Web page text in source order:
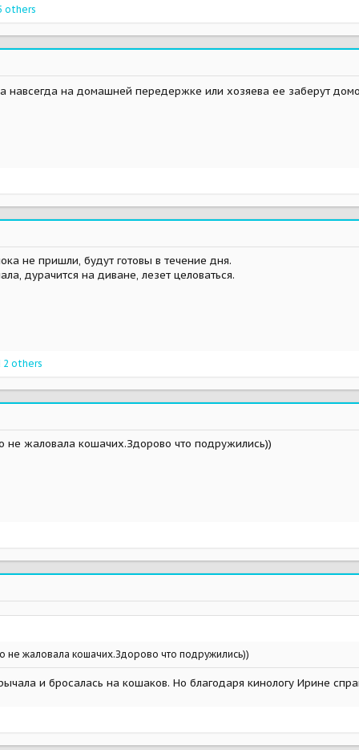
others
навсегда на домашней передержке или хозяева ее заберут
не пришли, будут готовы в течение дня.
дурачится на диване, лезет целоваться.
2 others
не жаловала кошачих.Здорово что подружились))
не жаловала кошачих.Здорово что подружились))
и бросалась на кошаков. Но благодаря кинологу Ирине